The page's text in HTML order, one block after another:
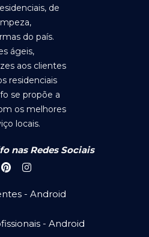
de
do país.
ágeis,
aos clientes
residenciais
se propõe a
os melhores
locais.
nas Redes Sociais
- Android
- Android